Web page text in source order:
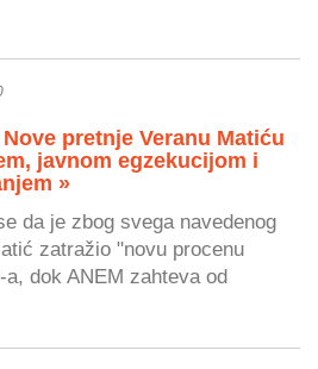
pretnje Veranu Matiću
javnom egzekucijom i
»
da je zbog svega navedenog
zatražio "novu procenu
dok ANEM zahteva od